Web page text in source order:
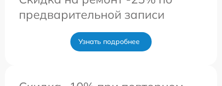
предварительной записи
Узнать подробнее